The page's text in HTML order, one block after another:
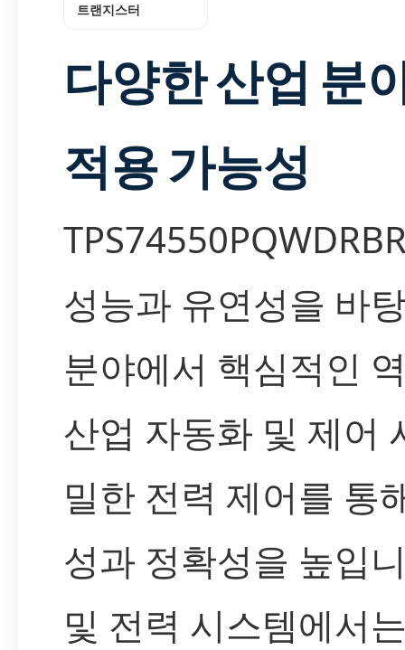
트랜지스터
다양한 산업 분
적용 가능성
성능과 유연성을 바
분야에서 핵심적인
산업 자동화 및 제어
밀한 전력 제어를 통
성과 정확성을 높입
및 전력 시스템에서